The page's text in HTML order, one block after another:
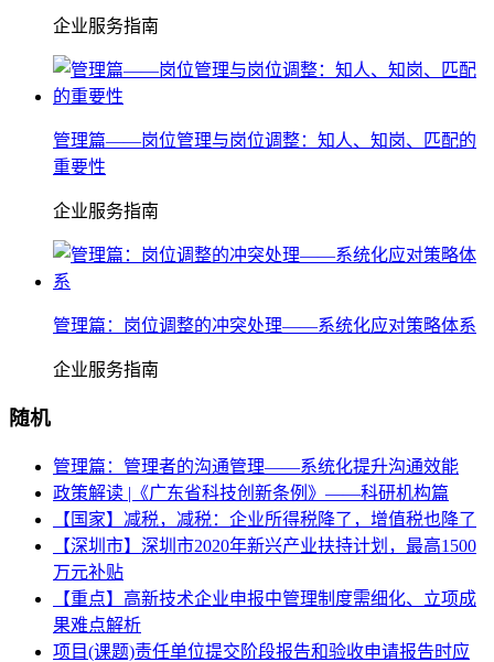
企业服务指南
管理篇——岗位管理与岗位调整：知人、知岗、匹配的
重要性
企业服务指南
管理篇：岗位调整的冲突处理——系统化应对策略体系
企业服务指南
随机
管理篇：管理者的沟通管理——系统化提升沟通效能
政策解读 |《广东省科技创新条例》——科研机构篇
【国家】减税，减税：企业所得税降了，增值税也降了
【深圳市】深圳市2020年新兴产业扶持计划，最高1500
万元补贴
【重点】高新技术企业申报中管理制度需细化、立项成
果难点解析
项目(课题)责任单位提交阶段报告和验收申请报告时应